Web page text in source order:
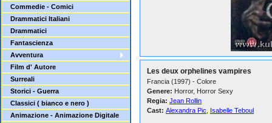
Commedie - Comici
Drammatici Italiani
Drammatici
Fantascienza
Avventura
Film d' Autore
Surreali
Storici - Guerra
Classici ( bianco e nero )
Animazione - Animazione Digitale
Les deux orphelines vampires
Francia (1997) - Colore
Genere: Horror, Horror Sexy
Regia: Jean Rollin
Cast: Alexandra Pic Isabelle Teboul